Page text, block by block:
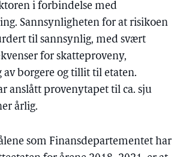
i forbindelse med
Sannsynligheten for at risikoen
til sannsynlig, med svært
for skatteproveny,
borgere og tillit til etaten.
anslått provenytapet til ca. sju
årlig.
som Finansdepartementet har